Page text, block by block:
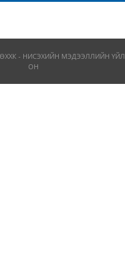
- НИСЭХИЙН МЭДЭЭЛЛИЙН
ОН